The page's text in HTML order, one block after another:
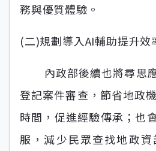
務與優質體驗。
(二)規劃導入AI輔助提升效
內政部後續也將尋思應
登記案件審查，節省地政
時間，促進經驗傳承；也
服，減少民眾查找地政